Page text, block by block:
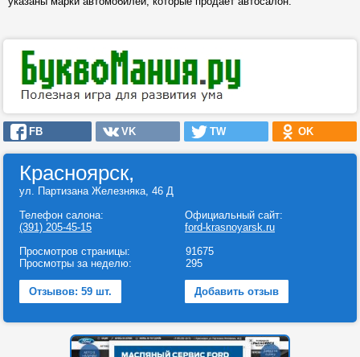
FB VK TW OK
Красноярск,
ул. Партизана Железняка, 46 Д
Телефон салона:
(391) 205-45-15
Официальный сайт:
ford-krasnoyarsk.ru
Просмотров страницы:
Просмотры за неделю:
91675
295
Отзывов: 59 шт. Добавить отзыв